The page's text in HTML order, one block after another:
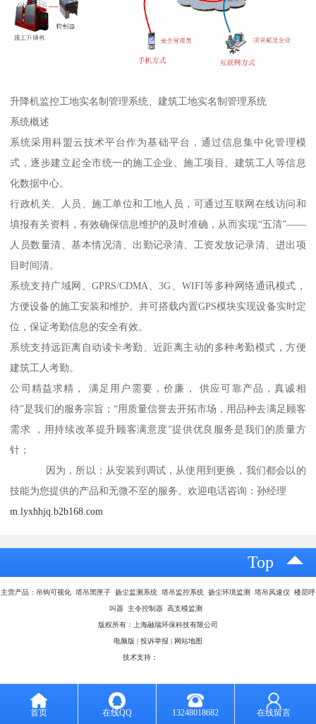
升降机监控工地实名制管理系统、建筑工地实名制管理系统
系统概述
系统采用科盟云技术平台作为基础平台，通过信息集中化管理模
式，逐步建立起全市统一的施工企业、施工项目、建筑工人等信息
化数据中心。
行政机关、人员、施工单位和工地人员，可通过互联网在线访问和
填报有关资料，有效确保信息维护的及时准确，从而实现“五清”——
人员数量清、基本情况清、出勤记录清、工资发放记录清、进出项
目时间清。
系统支持广域网、GPRS/CDMA、3G、WIFI等多种网络通讯模式，
方便设备的施工安装和维护。并可搭载内置GPS模块实现设备实时定
位，保证考勤信息的安全有效。
系统支持远距离自动读卡考勤、近距离主动的多种考勤模式，方便
建筑工人考勤。
公司精益求精， 满足用户需要，价廉， 供应可靠产品，真诚相
待”是我们的服务宗旨；“用质量信誉去开拓市场，用品种去满足顾客
需求 ，用持续改革提升顾客满意度”提供优良服务是我们的质量方
针；
因为，所以：从安装到调试，从使用到更换，我们都会以的
技能为您提供的产品和无微不至的服务。欢迎电话咨询：孙经理
m.lyxhhjq.b2b168.com
Top
主营产品：吊钩可视化 塔吊黑匣子 扬尘监测系统 塔吊监控系统 扬尘环境监测 塔吊风速仪 楼层呼
叫器 主令控制器 高支模监测
版权所有：上海融瑞环保科技有限公司
电脑版 投诉举报 网站地图
技术支持：
首页 在线QQ 13248018682 在线留言